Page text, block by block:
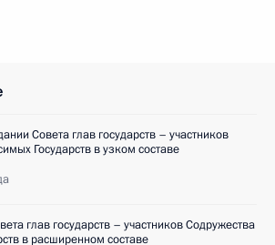
Совета глав государств – участников
Государств в узком составе
глав государств – участников Содружества
в расширенном составе